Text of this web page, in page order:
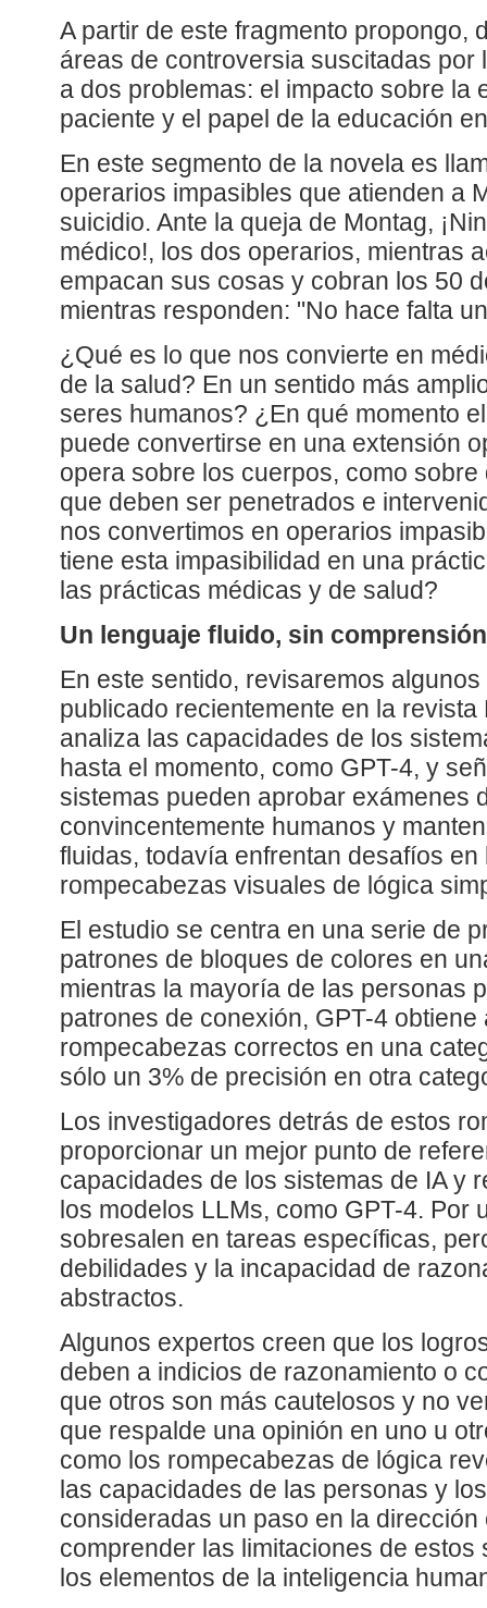
A partir de este fragmento propongo,
áreas de controversia suscitadas por
a dos problemas: el impacto sobre la
paciente y el papel de la educación
En este segmento de la novela es
operarios impasibles que atienden a
suicidio. Ante la queja de Montag,
médico!, los dos operarios, mientras
empacan sus cosas y cobran los 50
mientras responden: "No hace falta
¿Qué es lo que nos convierte en
de la salud? En un sentido más
seres humanos? ¿En qué momento
puede convertirse en una extensión
opera sobre los cuerpos, como
que deben ser penetrados e
nos convertimos en operarios
tiene esta impasibilidad en una
las prácticas médicas y de salud?
Un lenguaje fluido, sin comprensión
En este sentido, revisaremos
publicado recientemente en la
analiza las capacidades de los
hasta el momento, como GPT-4, y
sistemas pueden aprobar exámenes
convincentemente humanos y
fluidas, todavía enfrentan desafíos
rompecabezas visuales de lógica
El estudio se centra en una serie de
patrones de bloques de colores en
mientras la mayoría de las personas
patrones de conexión, GPT-4
rompecabezas correctos en una
sólo un 3% de precisión en otra
Los investigadores detrás de estos
proporcionar un mejor punto de
capacidades de los sistemas de IA y
los modelos LLMs, como GPT-4. Por
sobresalen en tareas específicas,
debilidades y la incapacidad de
abstractos.
Algunos expertos creen que los
deben a indicios de razonamiento o
que otros son más cautelosos y no
que respalde una opinión en uno u
como los rompecabezas de lógica
las capacidades de las personas y
consideradas un paso en la dirección
comprender las limitaciones de estos
los elementos de la inteligencia